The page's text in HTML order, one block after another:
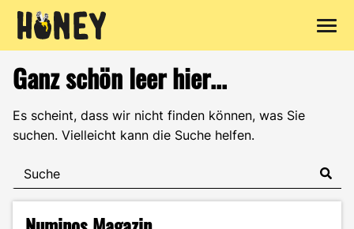
Inhalt
springen
Ganz schön leer hier...
Es scheint, dass wir nicht finden können, was Sie
suchen. Vielleicht kann die Suche helfen.